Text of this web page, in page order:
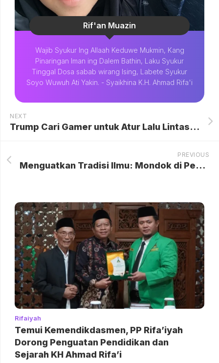
Rif'an Muazin
Wajib Syukur Ing Allaah Keduwe Mukmin, Kang
Pinaringan Iman ing Dalem Bathin, Laku Syukur
Tinggal Dosa sabab wirang Ising, Labete Syukur
Soyo Wuwuh Ati Yakin. - Syaikhina K.H. Ahmad Rifa'i
NEXT
Trump Cari Gamer untuk Atur Lalu Lintas Udara AS
PREVIOUS
Menguatkan Tradisi Ilmu: Mondok di Pesantren Rifa’iyah
Rifaiyah
Temui Kemendikdasmen, PP Rifa’iyah
Dorong Penguatan Pendidikan dan
Sejarah KH Ahmad Rifa’i